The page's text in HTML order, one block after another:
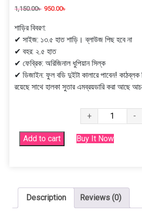
1,150.00৳ 950.00৳
শাড়ির বিবরণ:
✔ সাইজ: ১৩.৫ হাত শাড়ি। ব্লাউজ পিছ হবে না
✔ বহর: ২.৫ হাত
✔ ফেব্রিক: অরিজিনাল ধুপিয়ান সিল্ক
✔ ডিজাইন: ফুল বডি দুইটা কালারে পাবেন! কাঠব্লক
রয়েছে সাথে হালকা সুতার এমব্রয়ডারি করা আছে
+
ধুপিয়ান
সিল্ক
শাড়ী
-
Add to cart Buy It Now
Description Reviews (0)